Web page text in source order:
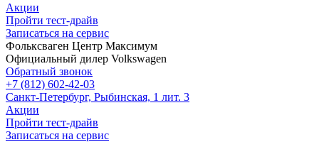
Акции
Пройти тест-драйв
Записаться на сервис
Фольксваген Центр Максимум
Официальный дилер Volkswagen
Обратный звонок
+7 (812) 602-42-03
Санкт-Петербург, Рыбинская, 1 лит. 3
Акции
Пройти тест-драйв
Записаться на сервис